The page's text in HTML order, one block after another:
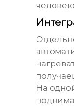
На